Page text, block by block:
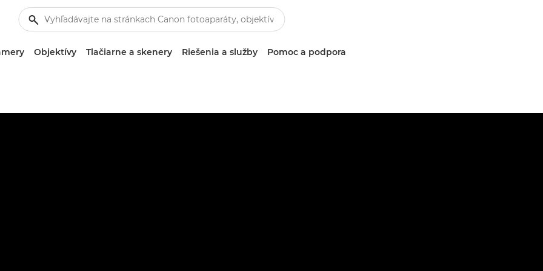
Objektívy Tlačiarne a skenery Riešenia a služby Pomoc a podpora